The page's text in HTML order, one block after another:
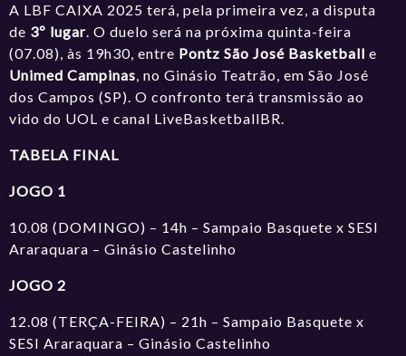
A LBF CAIXA 2025 terá, pela primeira vez, a disputa
de 3º lugar. O duelo será na próxima quinta-feira
(07.08), às 19h30, entre Pontz São José Basketball e
Unimed Campinas, no Ginásio Teatrão, em São José
dos Campos (SP). O confronto terá transmissão ao
vido do UOL e canal LiveBasketballBR.
TABELA FINAL
JOGO 1
10.08 (DOMINGO) – 14h – Sampaio Basquete x SESI
Araraquara – Ginásio Castelinho
JOGO 2
12.08 (TERÇA-FEIRA) – 21h – Sampaio Basquete x
SESI Araraquara – Ginásio Castelinho